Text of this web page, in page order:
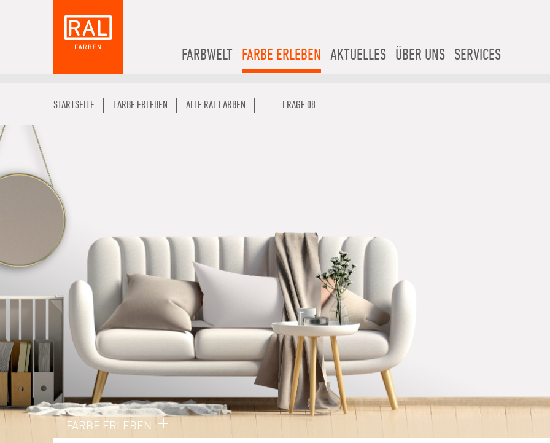
FARBWELT FARBE ERLEBEN AKTUELLES ÜBER UNS SERVICES
STARTSEITE FARBE ERLEBEN ALLE RAL FARBEN FRAGE 08
FARBE ERLEBEN